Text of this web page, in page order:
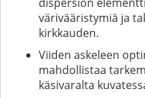
värivääristymiä ja
kirkkauden.
Viiden askeleen
mahdollistaa
käsivaralta